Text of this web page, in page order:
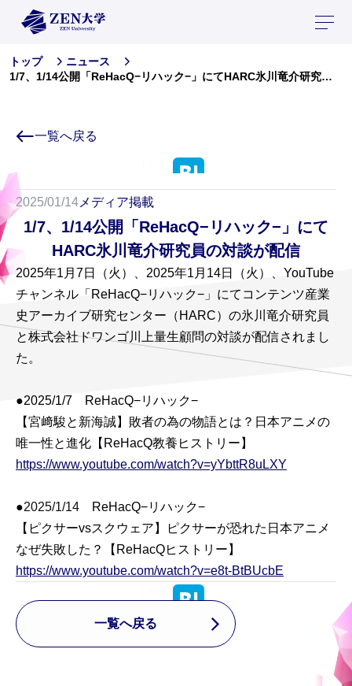
トップ
ニュース
1/7、1/14公開「ReHacQ−リハック−」にてHARC氷川竜介研究員の対談が配信
一覧へ戻る
2025/01/14 メディア掲載
1/7、1/14公開「ReHacQ−リハック−」にて
HARC氷川竜介研究員の対談が配信
2025年1月7日（火）、2025年1月14日（火）、YouTube
チャンネル「ReHacQ−リハック−」にてコンテンツ産業
史アーカイブ研究センター（HARC）の氷川竜介研究員
と株式会社ドワンゴ川上量生顧問の対談が配信されまし
た。
●2025/1/7
ReHacQ−リハック−
【宮﨑駿と新海誠】敗者の為の物語とは？日本アニメの
唯一性と進化【ReHacQ教養ヒストリー】
https://www.youtube.com/watch?v=yYbttR8uLXY
●2025/1/14
ReHacQ−リハック−
【ピクサーvsスクウェア】ピクサーが恐れた日本アニメ
なぜ失敗した？【ReHacQヒストリー】
https://www.youtube.com/watch?v=e8t-BtBUcbE
一覧へ戻る